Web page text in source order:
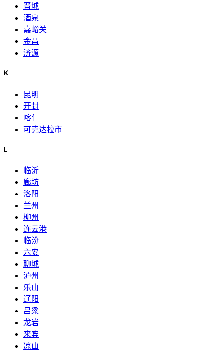
晋城
酒泉
嘉峪关
金昌
济源
K
昆明
开封
喀什
可克达拉市
L
临沂
廊坊
洛阳
兰州
柳州
连云港
临汾
六安
聊城
泸州
乐山
辽阳
吕梁
龙岩
来宾
凉山